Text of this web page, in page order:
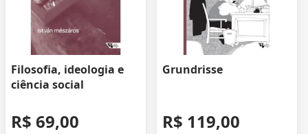
Filosofia, ideologia e
ciência social
R$ 69,00
Grundrisse
R$ 119,00